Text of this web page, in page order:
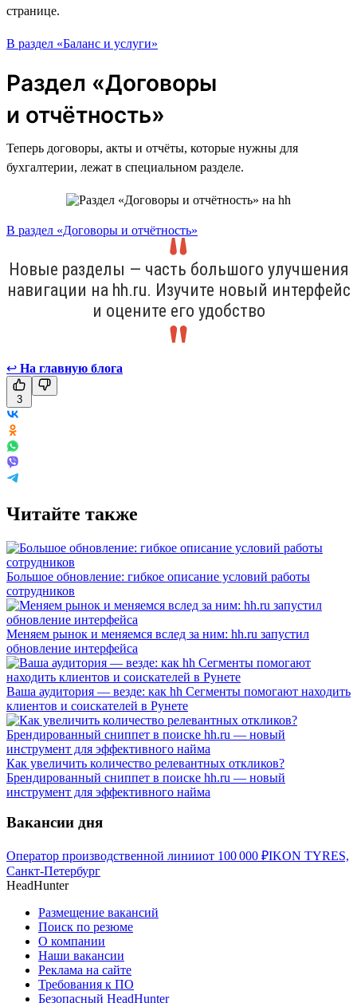
странице.
В раздел «Баланс и услуги»
Раздел «Договоры
и отчётность»
Теперь договоры, акты и отчёты, которые нужны для
бухгалтерии, лежат в специальном разделе.
В раздел «Договоры и отчётность»
Новые разделы — часть большого улучшения
навигации на hh.ru. Изучите новый интерфейс
и оцените его удобство
↩ На главную блога
3
Читайте также
Большое обновление: гибкое описание условий работы
сотрудников
Меняем рынок и меняемся вслед за ним: hh.ru запустил
обновление интерфейса
Ваша аудитория — везде: как hh Сегменты помогают находить
клиентов и соискателей в Рунете
Как увеличить количество релевантных откликов?
Брендированный сниппет в поиске hh.ru — новый
инструмент для эффективного найма
Вакансии дня
Оператор производственной линииот 100 000 ₽IKON TYRES,
Санкт-Петербург
HeadHunter
Размещение вакансий
Поиск по резюме
О компании
Наши вакансии
Реклама на сайте
Требования к ПО
Безопасный HeadHunter